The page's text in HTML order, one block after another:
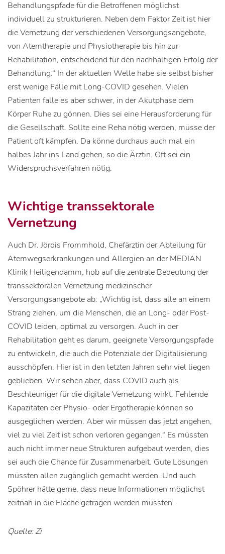
Behandlungspfade für die Betroffenen möglichst
individuell zu strukturieren. Neben dem Faktor Zeit ist hier
die Vernetzung der verschiedenen Versorgungsangebote,
von Atemtherapie und Physiotherapie bis hin zur
Rehabilitation, entscheidend für den nachhaltigen Erfolg der
Behandlung.“ In der aktuellen Welle habe sie selbst bisher
erst wenige Fälle mit Long-COVID gesehen. Vielen
Patienten falle es aber schwer, in der Akutphase dem
Körper Ruhe zu gönnen. Dies sei eine Herausforderung für
die Gesellschaft. Sollte eine Reha nötig werden, müsse der
Patient oft kämpfen. Da könne durchaus auch mal ein
halbes Jahr ins Land gehen, so die Ärztin. Oft sei ein
Widerspruchsverfahren nötig.
Wichtige transsektorale
Vernetzung
Auch Dr. Jördis Frommhold, Chefärztin der Abteilung für
Atemwegserkrankungen und Allergien an der MEDIAN
Klinik Heiligendamm, hob auf die zentrale Bedeutung der
transsektoralen Vernetzung medizinscher
Versorgungsangebote ab: „Wichtig ist, dass alle an einem
Strang ziehen, um die Menschen, die an Long- oder Post-
COVID leiden, optimal zu versorgen. Auch in der
Rehabilitation geht es darum, geeignete Versorgungspfade
zu entwickeln, die auch die Potenziale der Digitalisierung
ausschöpfen. Hier ist in den letzten Jahren sehr viel liegen
geblieben. Wir sehen aber, dass COVID auch als
Beschleuniger für die digitale Vernetzung wirkt. Fehlende
Kapazitäten der Physio- oder Ergotherapie können so
ausgeglichen werden. Aber wir müssen das jetzt angehen,
viel zu viel Zeit ist schon verloren gegangen.“ Es müssten
auch nicht immer neue Strukturen aufgebaut werden, dies
sei auch die Chance für Zusammenarbeit. Gute Lösungen
müssten allen zugänglich gemacht werden. Und auch
Spöhrer hätte gerne, dass neue Informationen möglichst
zeitnah in die Fläche getragen werden müssten.
Quelle: Zi